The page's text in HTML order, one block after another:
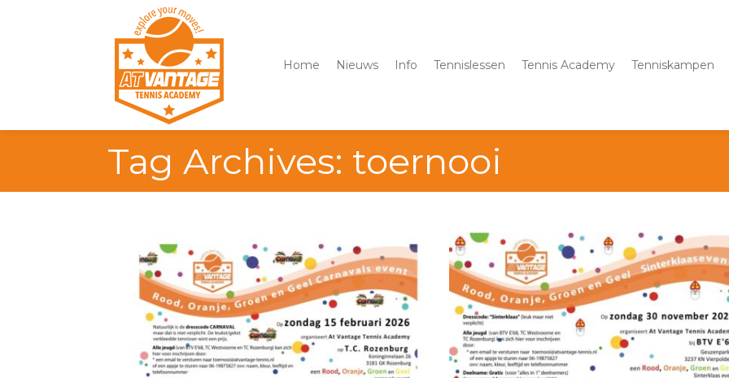
Home Nieuws Info Tennislessen Tennis Academy Tenniskampen
Tag Archives: toernooi